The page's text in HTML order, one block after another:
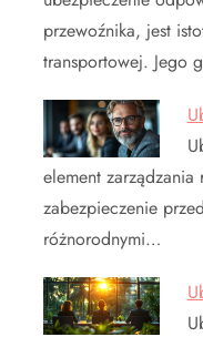
przewoźnika, jest
transportowej. Jego
element
zabezpieczenie
różnorodnymi…